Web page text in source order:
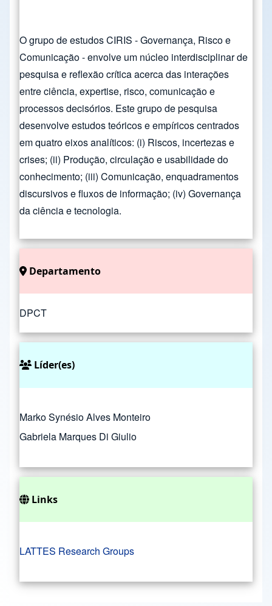
O grupo de estudos CIRIS - Governança, Risco e
Comunicação - envolve um núcleo interdisciplinar de
pesquisa e reflexão crítica acerca das interações
entre ciência, expertise, risco, comunicação e
processos decisórios. Este grupo de pesquisa
desenvolve estudos teóricos e empíricos centrados
em quatro eixos analíticos: (i) Riscos, incertezas e
crises; (ii) Produção, circulação e usabilidade do
conhecimento; (iii) Comunicação, enquadramentos
discursivos e fluxos de informação; (iv) Governança
da ciência e tecnologia.
Departamento
DPCT
Líder(es)
Marko Synésio Alves Monteiro
Gabriela Marques Di Giulio
Links
LATTES Research Groups